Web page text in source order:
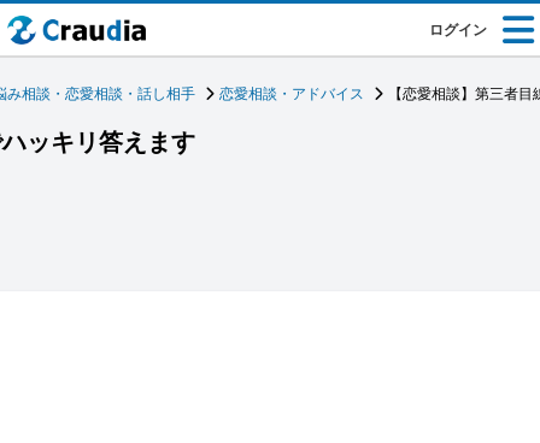
ログイン
み相談・恋愛相談・話し相手 恋愛相談・アドバイス 【恋愛相談】第三者
ッキリ答えます